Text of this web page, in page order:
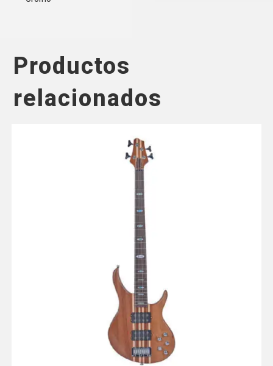
Productos
relacionados